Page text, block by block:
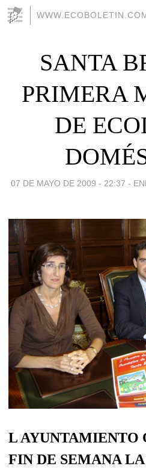
SANTA
PRIMERA
DE
07 DE MAYO DE 2009 - 22:37 -
L AYUNTAMIENTO
FIN DE SEMANA